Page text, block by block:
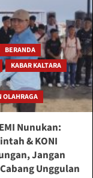
BERANDA
KABAR KALTARA
OLAHRAGA
Nunukan:
& KONI
Jangan
Unggulan